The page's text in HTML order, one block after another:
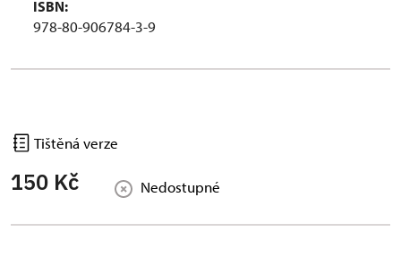
ISBN:
978-80-906784-3-9
Tištěná verze
150 Kč Nedostupné